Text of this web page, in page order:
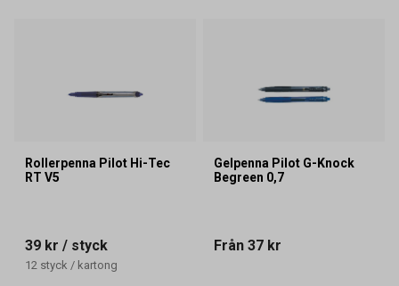
Rollerpenna Pilot Hi-Tec
RT V5
39 kr / styck
12 styck / kartong
Gelpenna Pilot G-Knock
Begreen 0,7
Från 37 kr